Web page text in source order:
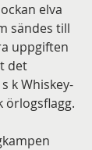
elva
sändes till
uppgiften
det
k Whiskey-
örlogsflagg.